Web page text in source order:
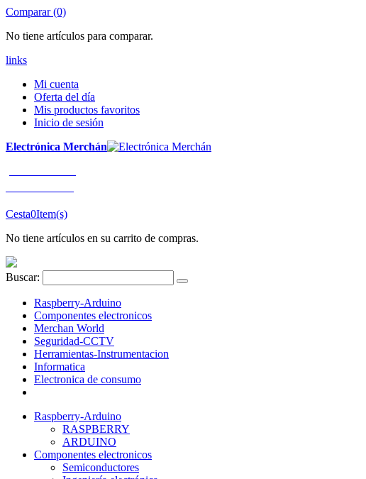
Comparar (0)
No tiene artículos para comparar.
links
Mi cuenta
Oferta del día
Mis productos favoritos
Inicio de sesión
Electrónica Merchán
Cesta0Item(s)
No tiene artículos en su carrito de compras.
Buscar:
Raspberry-Arduino
Componentes electronicos
Merchan World
Seguridad-CCTV
Herramientas-Instrumentacion
Informatica
Electronica de consumo
Raspberry-Arduino
RASPBERRY
ARDUINO
Componentes electronicos
Semiconductores